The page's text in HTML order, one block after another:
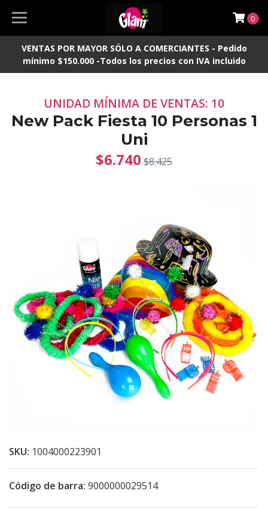
VENTAS POR MAYOR SÓLO A COMERCIANTES - Pedido
mínimo $150.000 -Todos los precios con IVA incluido
0
UNIDAD MÍNIMA DE VENTAS: 10
New Pack Fiesta 10 Personas 1
Uni
$6.740 $8.425
SKU: 1004000223901
Código de barra: 9000000029514